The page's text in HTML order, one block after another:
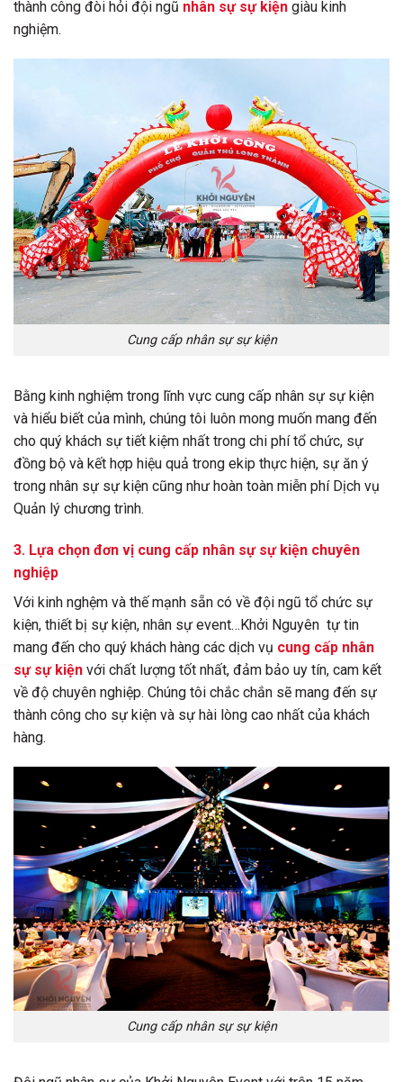
thành công đòi hỏi đội ngũ nhân sự sự kiện giàu kinh
nghiệm.
Cung cấp nhân sự sự kiện
Bằng kinh nghiệm trong lĩnh vực cung cấp nhân sự sự kiện
và hiểu biết của mình, chúng tôi luôn mong muốn mang đến
cho quý khách sự tiết kiệm nhất trong chi phí tổ chức, sự
đồng bộ và kết hợp hiệu quả trong ekip thực hiện, sự ăn ý
trong nhân sự sự kiện cũng như hoàn toàn miễn phí Dịch vụ
Quản lý chương trình.
3. Lựa chọn đơn vị cung cấp nhân sự sự kiện chuyên
nghiệp
Với kinh nghệm và thế mạnh sẵn có về đội ngũ tổ chức sự
kiện, thiết bị sự kiện, nhân sự event…Khởi Nguyên tự tin
mang đến cho quý khách hàng các dịch vụ cung cấp nhân
sự sự kiện với chất lượng tốt nhất, đảm bảo uy tín, cam kết
về độ chuyên nghiệp. Chúng tôi chắc chắn sẽ mang đến sự
thành công cho sự kiện và sự hài lòng cao nhất của khách
hàng.
Cung cấp nhân sự sự kiện